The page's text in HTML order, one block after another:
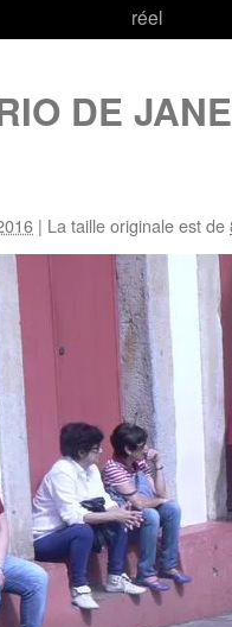
réel
DE
| La taille originale est de